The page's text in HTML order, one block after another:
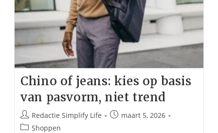
Chino of jeans: kies op basis
van pasvorm, niet trend
Bericht
auteur:
Redactie Simplify Life
Berichtmaart 5, 2026
Berichtcategorie:
Shoppen